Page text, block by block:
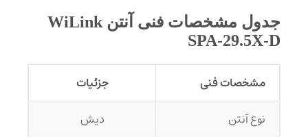
جدول مشخصات فنی آنتن WiLink
SPA-29.5X-D
مشخصات فنی
جزئیات
نوع آنتن
دیش